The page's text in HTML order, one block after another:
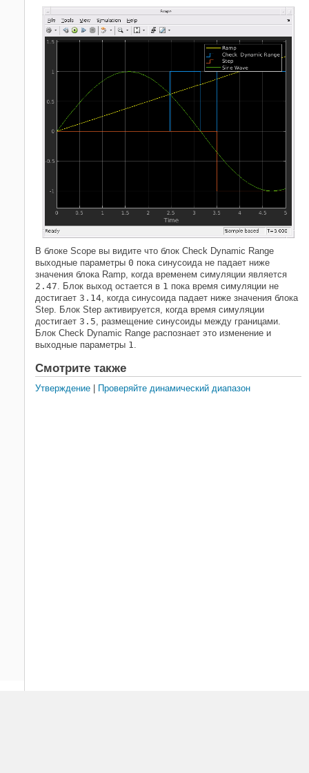
В блоке Scope вы видите что блок Check Dynamic Range
выходные параметры 0 пока синусоида не падает ниже
значения блока Ramp, когда временем симуляции является
2.47 . Блок выход остается в 1 пока время симуляции не
достигает 3.14 , когда синусоида падает ниже значения блока
Step. Блок Step активируется, когда время симуляции
достигает 3.5 , размещение синусоиды между границами.
Блок Check Dynamic Range распознает это изменение и
выходные параметры 1
Смотрите также
Утверждение Проверяйте динамический диапазон